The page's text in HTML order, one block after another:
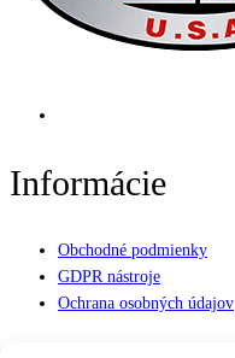
Informácie
Obchodné podmienky
GDPR nástroje
Ochrana osobných údajov